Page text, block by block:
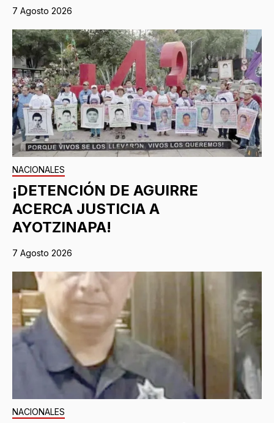
7 Agosto 2026
NACIONALES
¡DETENCIÓN DE AGUIRRE
ACERCA JUSTICIA A
AYOTZINAPA!
7 Agosto 2026
NACIONALES